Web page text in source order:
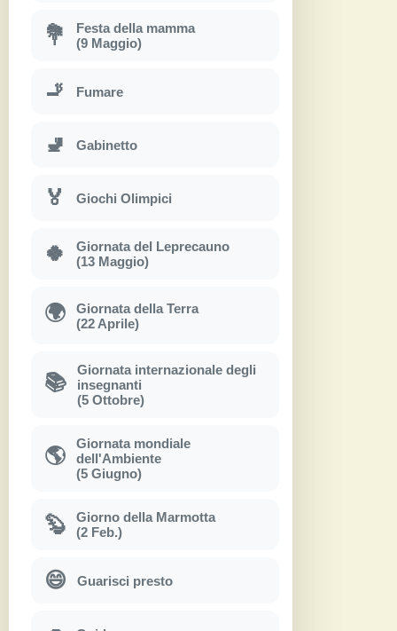
💐
Festa della mamma
(9 Maggio)
🚬 Fumare
🚽 Gabinetto
🏅 Giochi Olimpici
🍀
Giornata del Leprecauno
(13 Maggio)
🌍
Giornata della Terra
(22 Aprile)
📚
Giornata internazionale degli
insegnanti
(5 Ottobre)
🌎
Giornata mondiale
dell'Ambiente
(5 Giugno)
🦫
Giorno della Marmotta
(2 Feb.)
😄 Guarisci presto